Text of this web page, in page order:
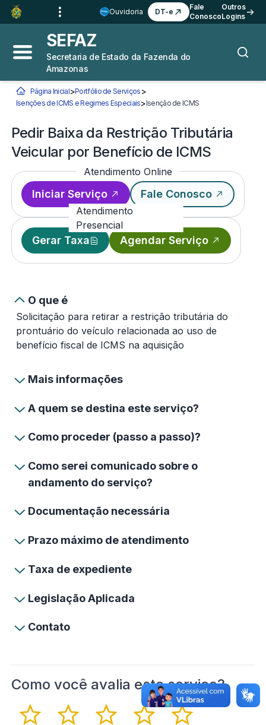
Ir para o
Conteúdo
Ir para a
Navegação 3
Ir para o
Rodapé 4
Ouvidoria DT-e
Fale
Conosco
Outros
Logins
Abrir menu principal
SEFAZ
Secretaria de Estado da Fazenda do
Amazonas
Você está aqui:
Página Inicial>Portfólio de Serviços >
Isenções de ICMS e Regimes Especiais>Isenção de ICMSPedir Baixa da
Pedir Baixa da Restrição Tributária
Veicular por Benefício de ICMS
Atendimento Online
Iniciar Serviço Fale Conosco
Atendimento
Presencial
Gerar Taxa Agendar Serviço
O que é
Solicitação para retirar a restrição tributária do
prontuário do veículo relacionada ao uso de
benefício fiscal de ICMS na aquisição
Mais informações
A quem se destina este serviço?
Como proceder (passo a passo)?
Como serei comunicado sobre o
andamento do serviço?
Documentação necessária
Prazo máximo de atendimento
Taxa de expediente
Legislação Aplicada
Contato
Como você avalia este serviço?